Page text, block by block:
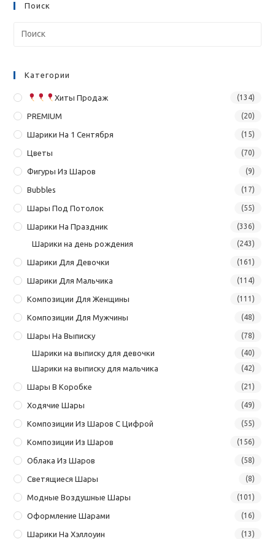
Поиск
Категории
Хиты Продаж (134)
PREMIUM (20)
Шарики На 1 Сентября (15)
Цветы (70)
Фигуры Из Шаров (9)
Bubbles (17)
Шары Под Потолок (55)
Шарики На Праздник (336)
Шарики на день рождения (243)
Шарики Для Девочки (161)
Шарики Для Мальчика (114)
Композиции Для Женщины (111)
Композиции Для Мужчины (48)
Шары На Выписку (78)
Шарики на выписку для девочки (40)
Шарики на выписку для мальчика (42)
Шары В Коробке (21)
Ходячие Шары (49)
Композиции Из Шаров С Цифрой (55)
Композиции Из Шаров (156)
Облака Из Шаров (58)
Светящиеся Шары (8)
Модные Воздушные Шары (101)
Оформление Шарами (16)
Шарики На Хэллоуин (13)